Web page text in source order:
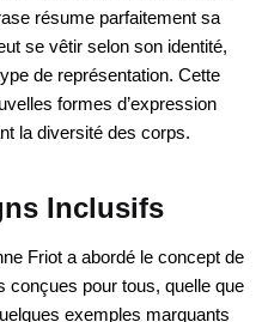
résume parfaitement sa
se vêtir selon son identité,
de représentation. Cette
formes d’expression
la diversité des corps.
Inclusifs
Friot a abordé le concept de
conçues pour tous, quelle que
exemples marquants